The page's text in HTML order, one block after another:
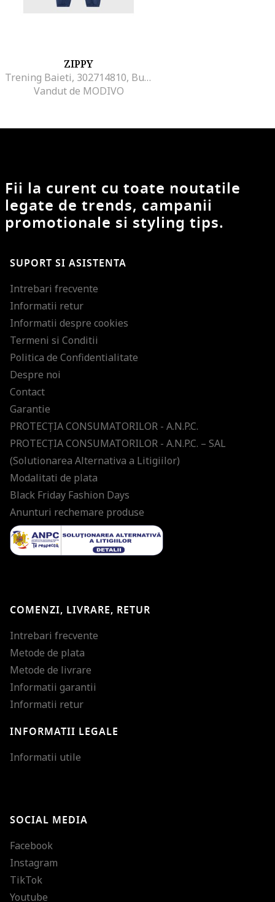
ZIPPY
Trening Baieti, 302714810, Bumbac, Albastru
Vandut de MODIVO
Fii la curent cu toate noutatile
legate de trends, campanii
promotionale si styling tips.
SUPORT SI ASISTENTA
Intrebari frecvente
Informatii retur
Informatii despre cookies
Termeni si Conditii
Politica de Confidentialitate
Despre noi
Contact
Garantie
PROTECŢIA CONSUMATORILOR - A.N.P.C.
PROTECŢIA CONSUMATORILOR - A.N.P.C. – SAL
(Solutionarea Alternativa a Litigiilor)
Modalitati de plata
Black Friday Fashion Days
Anunturi rechemare produse
COMENZI, LIVRARE, RETUR
Intrebari frecvente
Metode de plata
Metode de livrare
Informatii garantii
Informatii retur
INFORMATII LEGALE
Informatii utile
SOCIAL MEDIA
Facebook
Instagram
TikTok
Youtube